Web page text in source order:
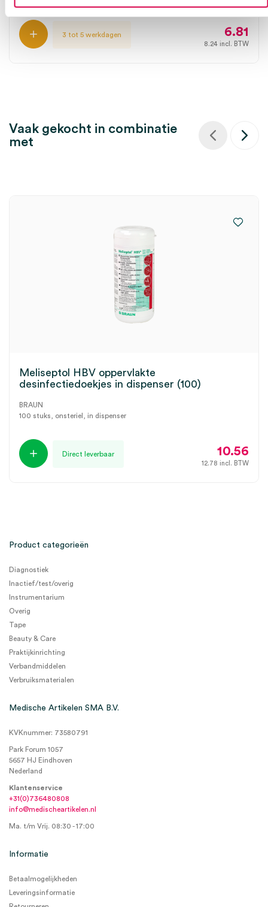
3 tot 5 werkdagen 6.81
8.24 incl. BTW
Vaak gekocht in combinatie
met
Meliseptol HBV oppervlakte
desinfectiedoekjes in dispenser (100)
BRAUN
100 stuks, onsteriel, in dispenser
Direct leverbaar 10.56
12.78 incl. BTW
Product categorieën
Diagnostiek
Inactief/test/overig
Instrumentarium
Overig
Tape
Beauty & Care
Praktijkinrichting
Verbandmiddelen
Verbruiksmaterialen
Medische Artikelen SMA B.V.
KVKnummer: 73580791
Park Forum 1057
5657 HJ Eindhoven
Nederland
Klantenservice
+31(0)736480808
info@medischeartikelen.nl
Ma. t/m Vrij. 08:30 - 17:00
Informatie
Betaalmogelijkheden
Leveringsinformatie